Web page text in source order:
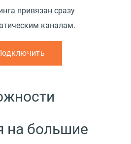
привязан сразу
каналам.
на большие